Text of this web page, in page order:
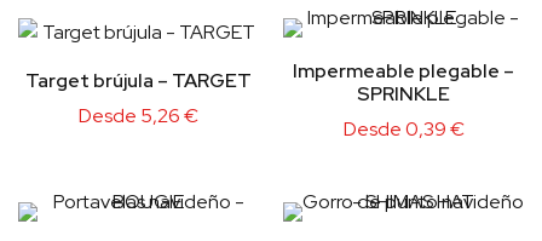
Target brújula – TARGET
Desde 5,26€
Impermeable plegable –
SPRINKLE
Desde0,39€